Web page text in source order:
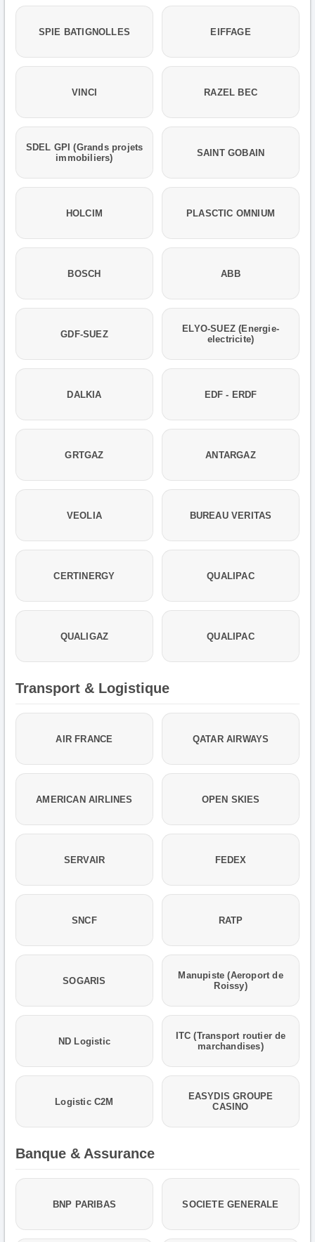
SPIE BATIGNOLLES EIFFAGE
VINCI RAZEL BEC
SDEL GPI (Grands projets
immobiliers)
SAINT GOBAIN
HOLCIM PLASCTIC OMNIUM
BOSCH ABB
GDF-SUEZ
ELYO-SUEZ (Energie-
electricite)
DALKIA EDF - ERDF
GRTGAZ ANTARGAZ
VEOLIA BUREAU VERITAS
CERTINERGY QUALIPAC
QUALIGAZ QUALIPAC
Transport & Logistique
AIR FRANCE QATAR AIRWAYS
AMERICAN AIRLINES OPEN SKIES
SERVAIR FEDEX
SNCF RATP
SOGARIS
Manupiste (Aeroport de
Roissy)
ND Logistic
ITC (Transport routier de
marchandises)
Logistic C2M
EASYDIS GROUPE
CASINO
Banque & Assurance
BNP PARIBAS SOCIETE GENERALE